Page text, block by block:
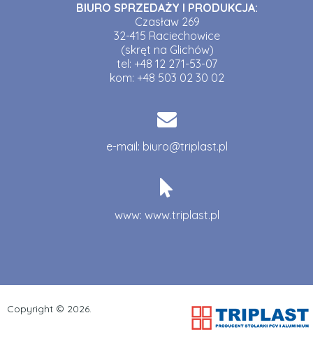
BIURO SPRZEDAŻY I PRODUKCJA:
Czasław 269
32-415 Raciechowice
(skręt na Glichów)
tel: +48 12 271-53-07
kom: +48 503 02 30 02
e-mail: biuro@triplast.pl
www: www.triplast.pl
Copyright © 2026.